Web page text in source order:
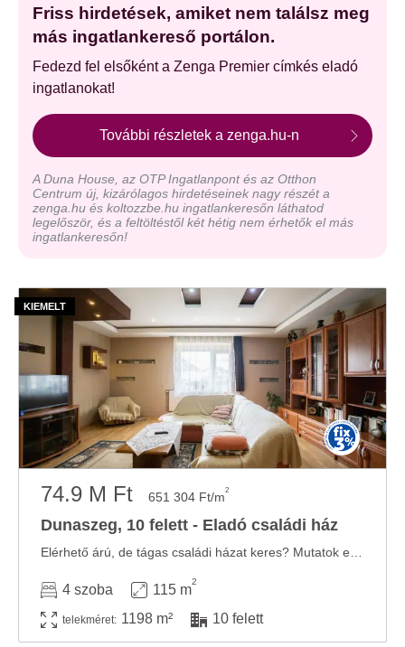
Friss hirdetések, amiket nem találsz meg
más ingatlankereső portálon.
Fedezd fel elsőként a Zenga Premier címkés eladó
ingatlanokat!
További részletek a zenga.hu-n
A Duna House, az OTP Ingatlanpont és az Otthon
Centrum új, kizárólagos hirdetéseinek nagy részét a
zenga.hu és koltozzbe.hu ingatlankeresőn láthatod
legelőször, és a feltöltéstől két hétig nem érhetők el más
ingatlankeresőn!
74.9 M Ft 651 304 Ft/m2
Dunaszeg, 10 felett - Eladó családi ház
4 szoba 115 m
2
telekméret: 1198 m² 10 felett